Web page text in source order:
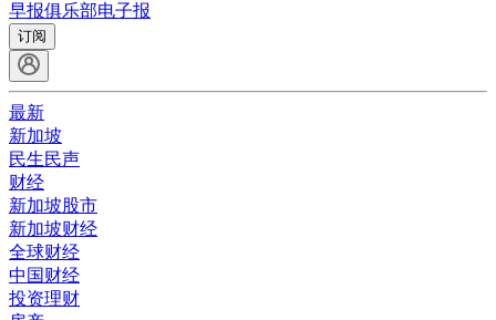
早报俱乐部电子报
订阅
最新
新加坡
民生民声
财经
新加坡股市
新加坡财经
全球财经
中国财经
投资理财